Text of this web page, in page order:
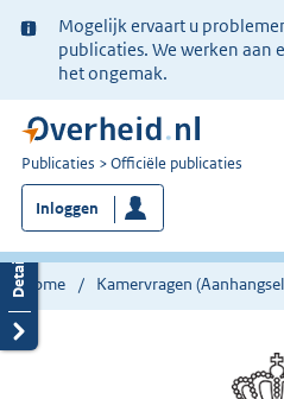
Ter
informatie:
Mogelijk ervaart u
publicaties. We werken aan
het ongemak.
U
bent
nu
hier:
Publicaties Officiële publicaties
Inloggen
Home Kamervragen